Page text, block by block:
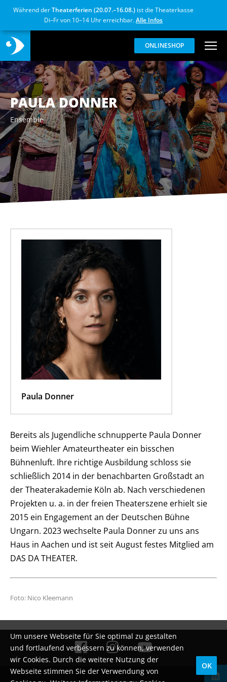
Während derTheaterferien (20.07.–16.08.) ist die Theaterkasse
Di–Fr von 10–14 Uhr erreichbar.Alle Infos
ONLINESHOP
PAULA DONNER
Ensemble
Paula Donner
Bereits als Jugendliche schnupperte Paula Donner
beim Wiehler Amateurtheater ein bisschen
Bühnenluft. Ihre richtige Ausbildung schloss sie
schließlich 2014 in der benachbarten Großstadt an
der Theaterakademie Köln ab. Nach verschiedenen
Projekten u. a. in der freien Theaterszene erhielt sie
2015 ein Engagement an der Deutschen Bühne
Ungarn. 2023 wechselte Paula Donner zu uns ans
Haus in Aachen und ist seit August festes Mitglied am
DAS DA THEATER.
Foto: Nico Kleemann
Um unsere Webseite für Sie optimal zu gestalten
und fortlaufend verbessern zu können, verwenden
wir Cookies. Durch die weitere Nutzung der
Webseite stimmen Sie der Verwendung von
OK